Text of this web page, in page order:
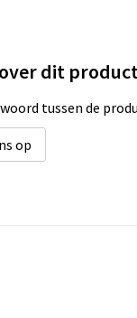
dit
tussen de
op